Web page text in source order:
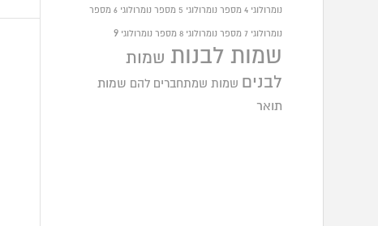
נומרולוגי 4 מספר נומרולוגי 5 מספר נומרולוגי 6 מספר
נומרולוגי 7 מספר נומרולוגי 8 מספר נומרולוגי9
שמות לבנות שמות
לבנים
שמות שמתחברים להם שמות
תואר